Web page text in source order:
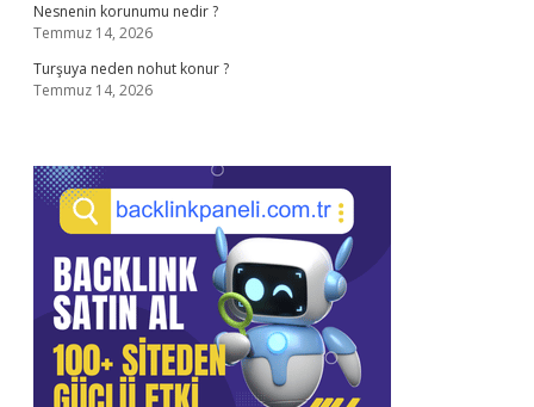
Nesnenin korunumu nedir ?
Temmuz 14, 2026
Turşuya neden nohut konur ?
Temmuz 14, 2026